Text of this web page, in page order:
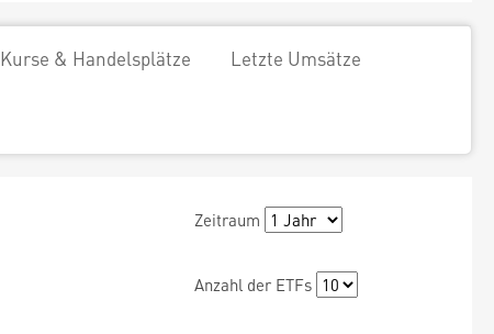
Kurse & Handelsplätze Letzte Umsätze
Zeitraum
Anzahl der ETFs